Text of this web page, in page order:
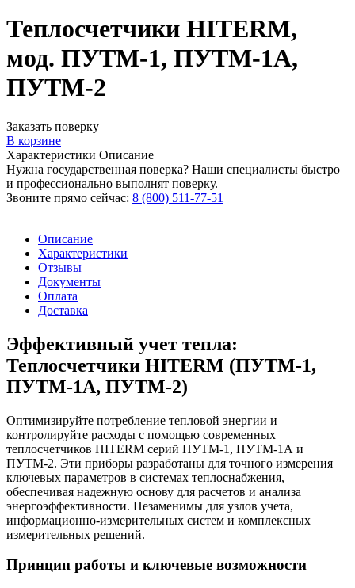
Теплосчетчики HITERM,
мод. ПУТМ-1, ПУТМ-1А,
ПУТМ-2
Заказать поверку
В корзине
Характеристики Описание
Нужна государственная поверка? Наши специалисты быстро
и профессионально выполнят поверку.
Звоните прямо сейчас: 8 (800) 511-77-51
Описание
Характеристики
Отзывы
Документы
Оплата
Доставка
Эффективный учет тепла:
Теплосчетчики HITERM (ПУТМ-1,
ПУТМ-1А, ПУТМ-2)
Оптимизируйте потребление тепловой энергии и
контролируйте расходы с помощью современных
теплосчетчиков HITERM серий ПУТМ-1, ПУТМ-1А и
ПУТМ-2. Эти приборы разработаны для точного измерения
ключевых параметров в системах теплоснабжения,
обеспечивая надежную основу для расчетов и анализа
энергоэффективности. Незаменимы для узлов учета,
информационно-измерительных систем и комплексных
измерительных решений.
Принцип работы и ключевые возможности